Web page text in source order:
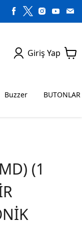
Giriş Yap
Buzzer BUTONLAR
(1